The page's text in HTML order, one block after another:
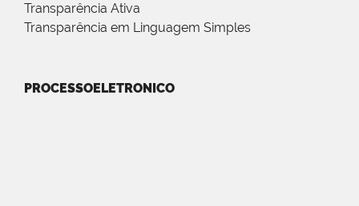
Transparência Ativa
Transparência em Linguagem Simples
PROCESSOELETRONICO